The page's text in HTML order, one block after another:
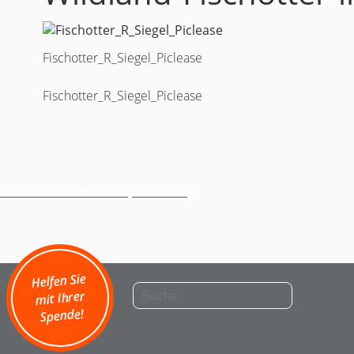
Fischotter_R_Siegel_Piclease
Fischotter_R_Siegel_Piclease
Beitragsnavigation
Helfen Sie
mit Ihrer
Spende!